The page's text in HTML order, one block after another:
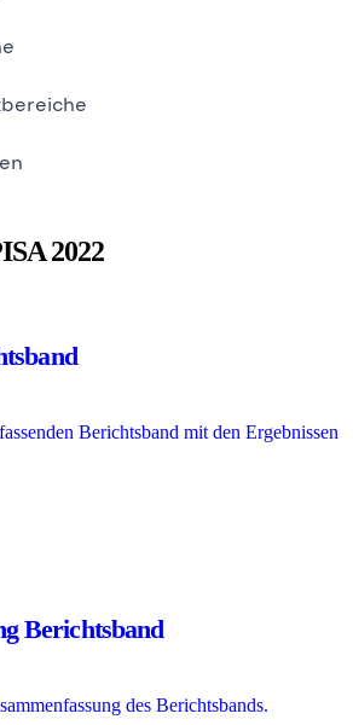
2022
Berichtsband mit den Ergebnissen
Berichtsband
des Berichtsbands.